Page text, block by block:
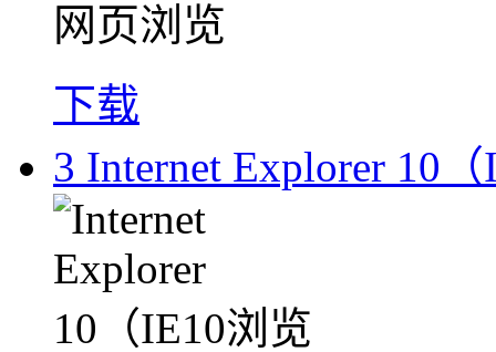
网页浏览
下载
3 Internet Explorer 10